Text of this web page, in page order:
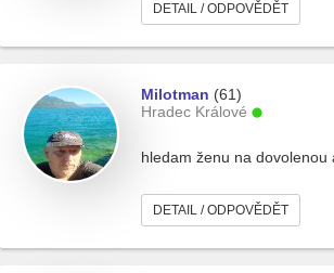
DETAIL / ODPOVĚDĚT
Milotman (61)
Hradec Králové
hledam ženu na dovolenou
DETAIL / ODPOVĚDĚT